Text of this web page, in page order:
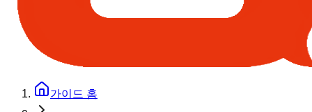
가이드 홈